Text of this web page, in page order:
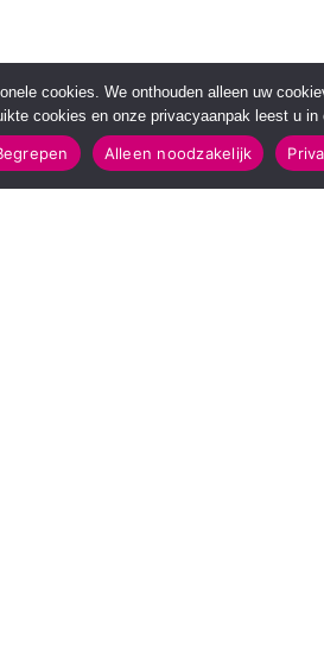
cookies. We onthouden alleen uw
cookies en onze privacyaanpak leest u
Alleen noodzakelijk